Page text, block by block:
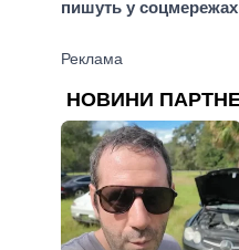
пишуть у соцмережах